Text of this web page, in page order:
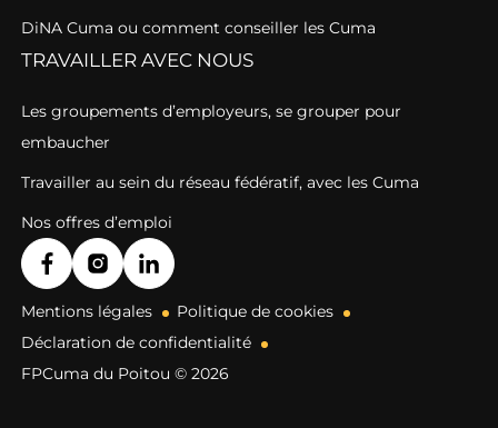
DiNA Cuma ou comment conseiller les Cuma
TRAVAILLER AVEC NOUS
Les groupements d’employeurs, se grouper pour
embaucher
Travailler au sein du réseau fédératif, avec les Cuma
Nos offres d’emploi
Mentions légales
Politique de cookies
Déclaration de confidentialité
FPCuma du Poitou © 2026